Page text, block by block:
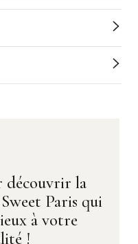
découvrir la
Paris qui
à votre
!